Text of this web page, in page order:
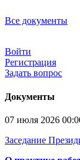
Все документы
Войти
Регистрация
Задать вопрос
Документы
07 июля 2026
Заседание